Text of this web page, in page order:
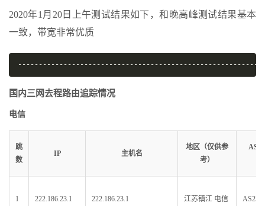
2020年1月20日上午测试结果如下，和晚高峰测试结果基本
一致，带宽非常优质
国内三网去程路由追踪情况
电信
跳
数
IP 主机名
地区（仅供参
考）
AS
1 222.186.23.1 222.186.23.1 江苏镇江 电信